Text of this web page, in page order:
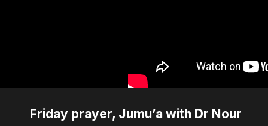
Friday prayer, Jumu’a with Dr Nour